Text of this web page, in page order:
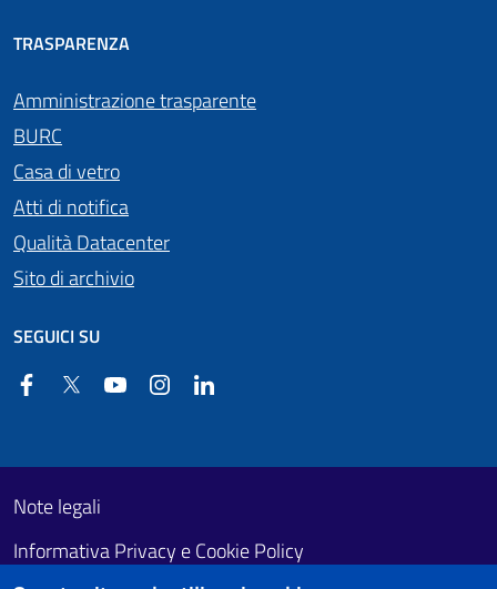
TRASPARENZA
Amministrazione trasparente
BURC
Casa di vetro
Atti di notifica
Qualità Datacenter
Sito di archivio
SEGUICI SU
FacebookTwitter YouTube Instagram
Footer First
Useful links section
Note legali
Informativa Privacy e Cookie Policy